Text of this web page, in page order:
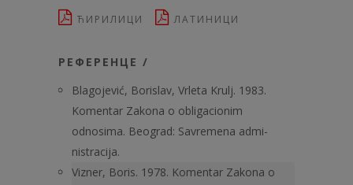
ЋИРИЛИЦИ ЛАТИНИЦИ
РЕФЕРЕНЦЕ /
Blagojević, Borislav, Vrleta Krulj. 1983.
Komentar Zakona o obligacionim
odnosima. Beograd: Savremena admi-
nistracija.
Vizner, Boris. 1978. Komentar Zakona o